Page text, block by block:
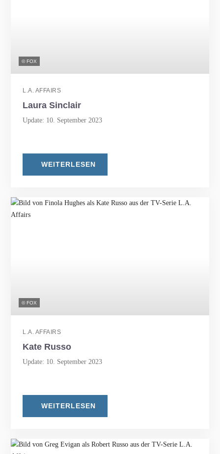
© FOX
L.A. AFFAIRS
Laura Sinclair
Update: 10. September 2023
WEITERLESEN
© FOX
L.A. AFFAIRS
Kate Russo
Update: 10. September 2023
WEITERLESEN